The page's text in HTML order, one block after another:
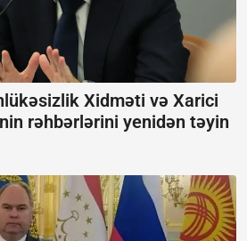
Xidməti və Xarici
rəhbərlərini yenidən təyin